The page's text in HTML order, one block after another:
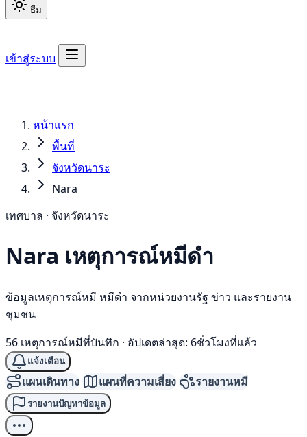
ธีม
เข้าสู่ระบบ
หน้าแรก
พื้นที่
จังหวัดนาระ
Nara
เทศบาล · จังหวัดนาระ
Nara เหตุการณ์หมีดำ
ข้อมูลเหตุการณ์หมี หมีดำ จากหน่วยงานรัฐ ข่าว และรายงาน
ชุมชน
56 เหตุการณ์หมีที่บันทึก · อัปเดตล่าสุด: 6ชั่วโมงที่แล้ว
แจ้งเตือน
แผนเดินทาง แผนที่ความเสี่ยง รายงานหมี
รายงานปัญหาข้อมูล